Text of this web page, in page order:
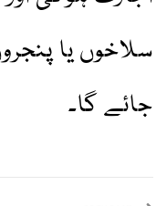
سلاخوں یا
جائے گا۔